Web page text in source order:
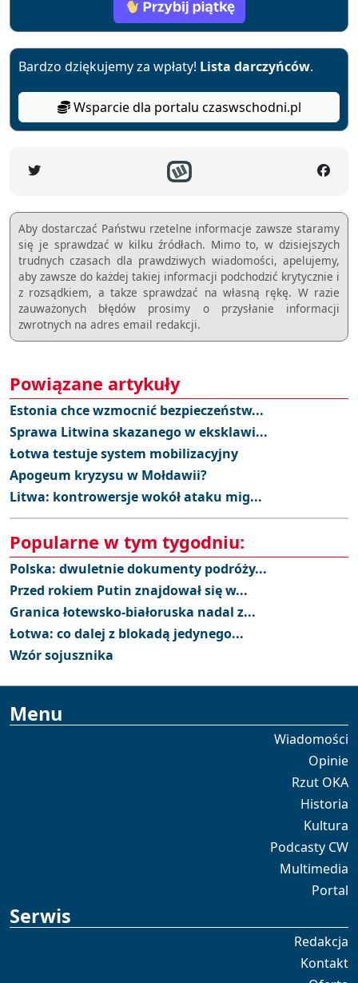
Bardzo dziękujemy za wpłaty! Lista darczyńców.
Wsparcie dla portalu czaswschodni.pl
Aby dostarczać Państwu rzetelne informacje zawsze staramy
się je sprawdzać w kilku źródłach. Mimo to, w dzisiejszych
trudnych czasach dla prawdziwych wiadomości, apelujemy,
aby zawsze do każdej takiej informacji podchodzić krytycznie i
z rozsądkiem, a takze sprawdzać na własną rękę. W razie
zauważonych błędów prosimy o przysłanie informacji
zwrotnych na adres email redakcji.
Powiązane artykuły
Estonia chce wzmocnić bezpieczeństw...
Sprawa Litwina skazanego w eksklawi...
Łotwa testuje system mobilizacyjny
Apogeum kryzysu w Mołdawii?
Litwa: kontrowersje wokół ataku mig...
Popularne w tym tygodniu:
Polska: dwuletnie dokumenty podróży...
Przed rokiem Putin znajdował się w...
Granica łotewsko-białoruska nadal z...
Łotwa: co dalej z blokadą jedynego...
Wzór sojusznika
Menu
Wiadomości
Opinie
Rzut OKA
Historia
Kultura
Podcasty CW
Multimedia
Portal
Serwis
Redakcja
Kontakt